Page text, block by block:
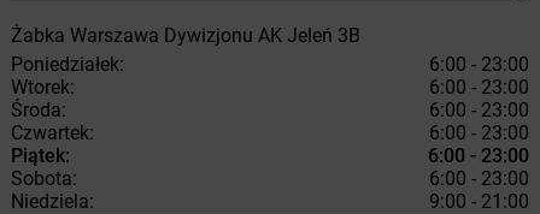
Żabka Warszawa Dywizjonu AK Jeleń 3B
Poniedziałek:
6:00 - 23:00
Wtorek:
6:00 - 23:00
Środa:
6:00 - 23:00
Czwartek:
6:00 - 23:00
Piątek:
6:00 - 23:00
Sobota:
6:00 - 23:00
Niedziela:
9:00 - 21:00